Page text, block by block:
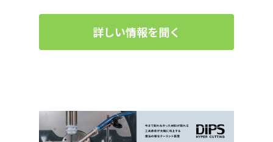
詳しい情報を聞く